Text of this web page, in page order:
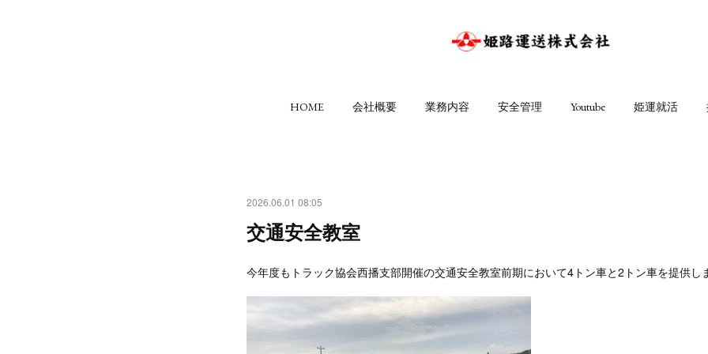
HOME 会社概要 業務内容 安全管理 Youtube 姫運就活
2026.06.01 08:05
交通安全教室
今年度もトラック協会西播支部開催の交通安全教室前期において4トン車と2トン車を提供し